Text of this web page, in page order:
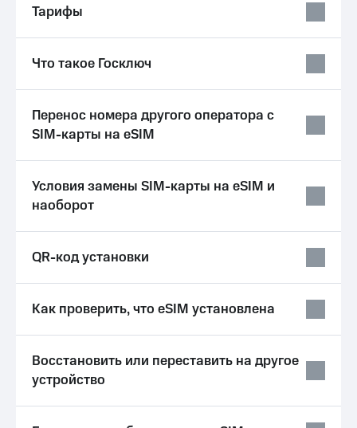
Домашнее
ТВ
Спутниковое
Домашний
Перейти
со своим
номером
Поддержка
и подписки
на гигабайты
интернета,
фильмы,
музыка
Подписка
на гигабайты
интернета,
фильмы,
музыка
и многое
Семейная
группа
Скидка
общие
подписки
доступ
к геолокации
Сертификаты
безопасности
Всё
под
в Мой МТС
что
Тарифы
Что такое Госключ
Перенос номера другого оператора с
SIM-карты на eSIM
Условия замены SIM-карты на eSIM и
наоборот
QR-код установки
Как проверить, что eSIM установлена
Восстановить или переставить на другое
устройство